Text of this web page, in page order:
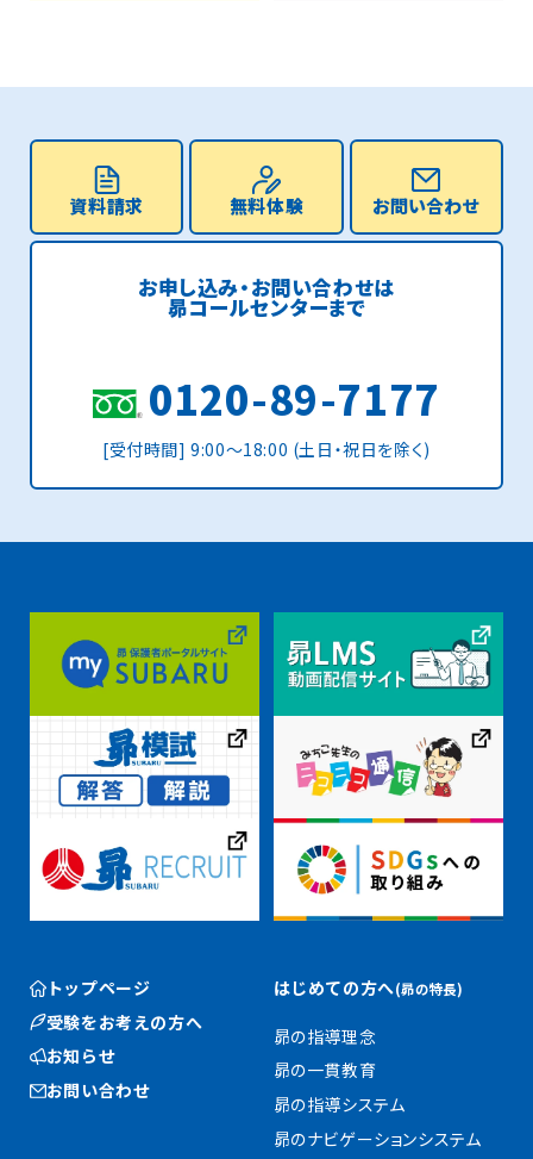
資料請求 無料体験 お問い合わせ
お申し込み・お問い合わせは
昴コールセンターまで
0120-89-7177
[受付時間] 9:00〜18:00 (土日・祝日を除く)
トップページ
受験をお考えの方へ
お知らせ
お問い合わせ
はじめての方へ(昴の特長)
昴の指導理念
昴の一貫教育
昴の指導システム
昴のナビゲーションシステム